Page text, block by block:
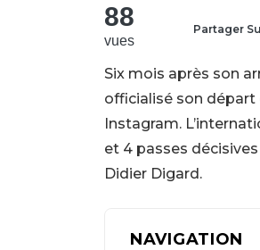
88
vues
Partager
Six mois après son
officialisé son départ
Instagram.
et 4 passes
Didier Digard.
NAVIGATION